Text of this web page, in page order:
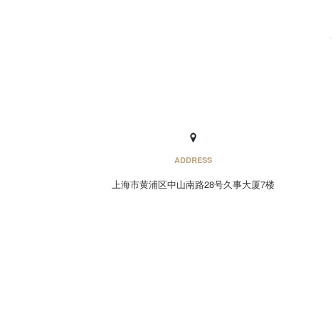
ADDRESS
上海市黄浦区中山南路28号久事大厦7楼